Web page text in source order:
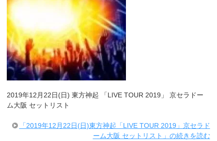
2019年12月22日(日) 東方神起 「LIVE TOUR 2019」 京セラドー
ム大阪 セットリスト
「2019年12月22日(日)東方神起「LIVE TOUR 2019」京セラド
ーム大阪 セットリスト」の続きを読む